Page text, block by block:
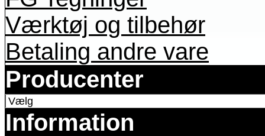
Værktøj og tilbehør
Betaling andre vare
Producenter
Information